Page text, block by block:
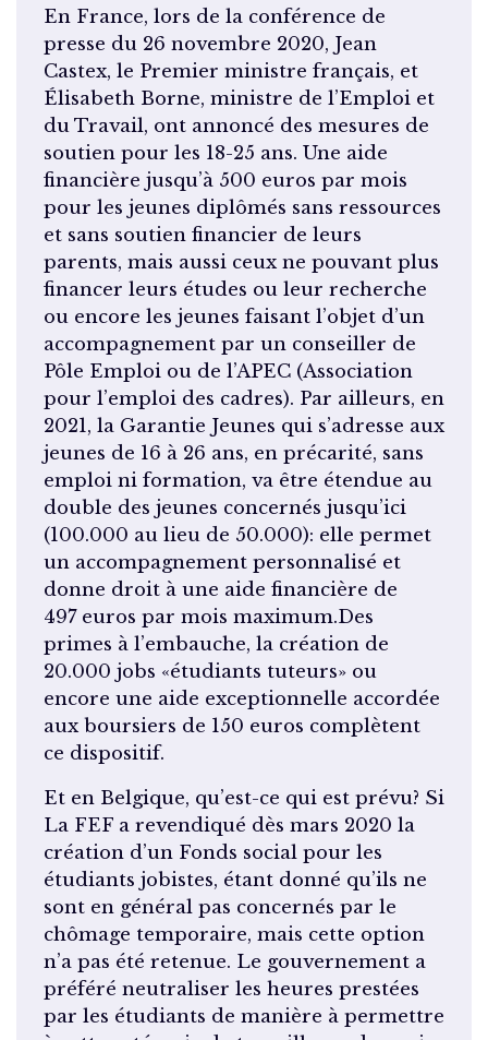
En France, lors de la conférence de
presse du 26 novembre 2020, Jean
Castex, le Premier ministre français, et
Élisabeth Borne, ministre de l’Emploi et
du Travail, ont annoncé des mesures de
soutien pour les 18-25 ans. Une aide
financière jusqu’à 500 euros par mois
pour les jeunes diplômés sans ressources
et sans soutien financier de leurs
parents, mais aussi ceux ne pouvant plus
financer leurs études ou leur recherche
ou encore les jeunes faisant l’objet d’un
accompagnement par un conseiller de
Pôle Emploi ou de l’APEC (Association
pour l’emploi des cadres). Par ailleurs, en
2021, la Garantie Jeunes qui s’adresse aux
jeunes de 16 à 26 ans, en précarité, sans
emploi ni formation, va être étendue au
double des jeunes concernés jusqu’ici
(100.000 au lieu de 50.000): elle permet
un accompagnement personnalisé et
donne droit à une aide financière de
497 euros par mois maximum.Des
primes à l’embauche, la création de
20.000 jobs «étudiants tuteurs» ou
encore une aide exceptionnelle accordée
aux boursiers de 150 euros complètent
ce dispositif.
Et en Belgique, qu’est-ce qui est prévu? Si
La FEF a revendiqué dès mars 2020 la
création d’un Fonds social pour les
étudiants jobistes, étant donné qu’ils ne
sont en général pas concernés par le
chômage temporaire, mais cette option
n’a pas été retenue. Le gouvernement a
préféré neutraliser les heures prestées
par les étudiants de manière à permettre